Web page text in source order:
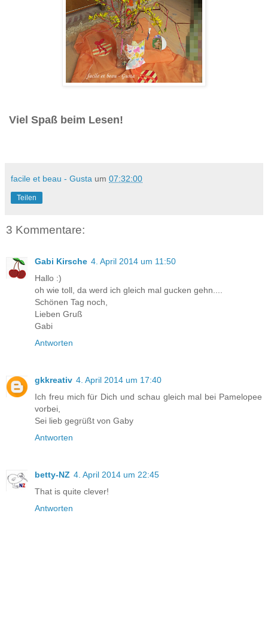
Viel Spaß beim Lesen!
facile et beau - Gusta um 07:32:00
Teilen
3 Kommentare:
Gabi Kirsche 4. April 2014 um 11:50
Hallo :)
oh wie toll, da werd ich gleich mal gucken gehn....
Schönen Tag noch,
Lieben Gruß
Gabi
Antworten
gkkreativ 4. April 2014 um 17:40
Ich freu mich für Dich und schau gleich mal bei Pamelopee
vorbei,
Sei lieb gegrüßt von Gaby
Antworten
betty-NZ 4. April 2014 um 22:45
That is quite clever!
Antworten